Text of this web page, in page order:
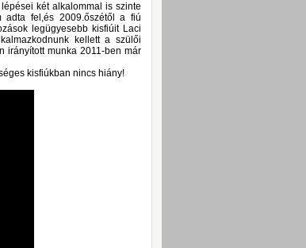
két alkalommal is szinte
adta fel,és 2009.őszétől a fiú
legügyesebb kisfiúit Laci
kellett a szülői
irányított munka 2011-ben már
kisfiúkban nincs hiány!